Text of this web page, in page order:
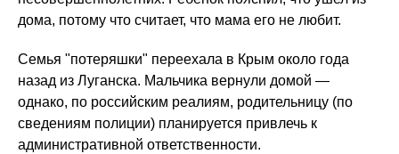
дома, потому что считает, что мама его не любит.
Семья "потеряшки" переехала в Крым около года
назад из Луганска. Мальчика вернули домой —
однако, по российским реалиям, родительницу (по
сведениям полиции) планируется привлечь к
административной ответственности.